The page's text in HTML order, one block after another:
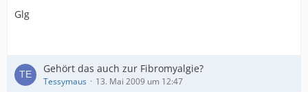
Glg
Gehört das auch zur Fibromyalgie?
Tessymaus 13. Mai 2009 um 12:47